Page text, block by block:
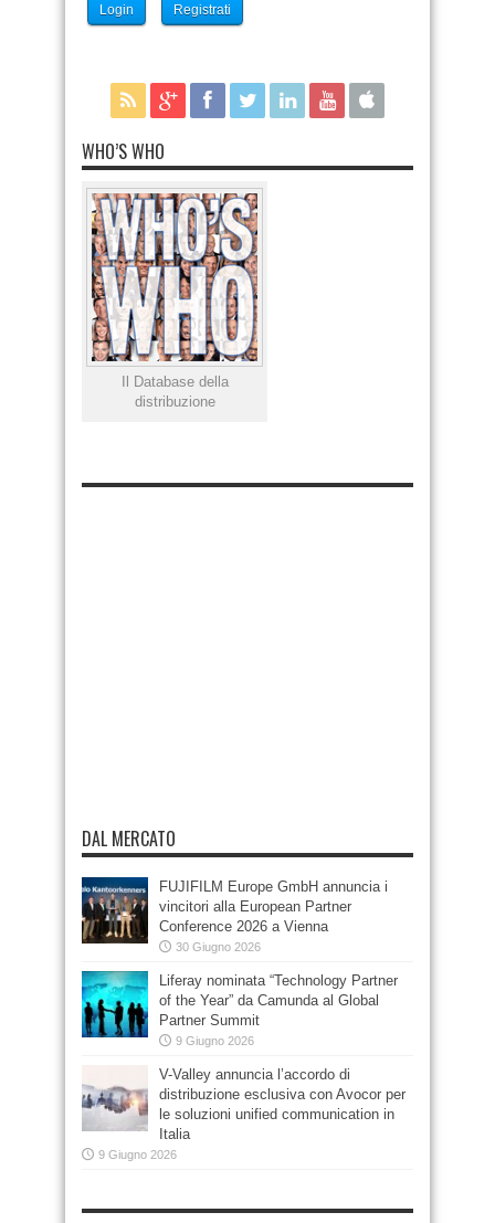
Login Registrati
WHO’S WHO
Il Database della
distribuzione
DAL MERCATO
FUJIFILM Europe GmbH annuncia i
vincitori alla European Partner
Conference 2026 a Vienna
30 Giugno 2026
Liferay nominata “Technology Partner
of the Year” da Camunda al Global
Partner Summit
9 Giugno 2026
V-Valley annuncia l’accordo di
distribuzione esclusiva con Avocor per
le soluzioni unified communication in
Italia
9 Giugno 2026